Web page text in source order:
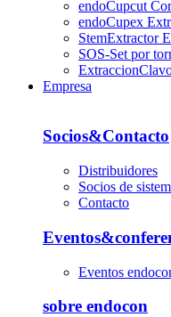
endoCupcut
endoCupex
StemExtractor
SOS-Set por
Empresa
Socios&Contacto
Distribuidores
Socios de
Contacto
Eventos
sobre endocon